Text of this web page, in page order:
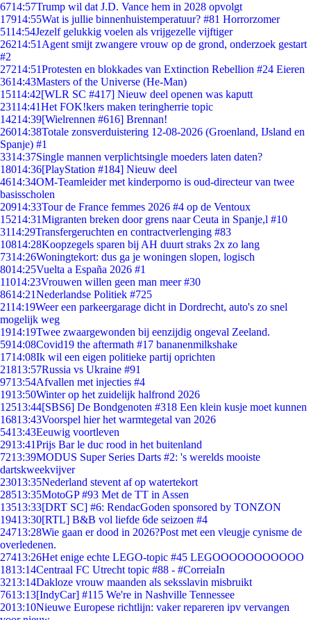
6714:57Trump wil dat J.D. Vance hem in 2028 opvolgt
17914:55Wat is jullie binnenhuistemperatuur? #81 Horrorzomer
5114:54Jezelf gelukkig voelen als vrijgezelle vijftiger
26214:51 Agent smijt zwangere vrouw op de grond, onderzoek gestart
#2
27214:51Protesten en blokkades van Extinction Rebellion #24 Eieren
3614:43Masters of the Universe (He-Man)
15114:42[WLR SC #417] Nieuw deel openen was kaputt
23114:41Het FOK!kers maken teringherrie topic
14214:39[Wielrennen #616] Brennan!
26014:38Totale zonsverduistering 12-08-2026 (Groenland, IJsland en
Spanje) #1
3314:37Single mannen verplichtsingle moeders laten daten?
18014:36[PlayStation #184] Nieuw deel
4614:34OM-Teamleider met kinderporno is oud-directeur van twee
basisscholen
20914:33Tour de France femmes 2026 #4 op de Ventoux
15214:31Migranten breken door grens naar Ceuta in Spanje,l #10
3114:29Transfergeruchten en contractverlenging #83
10814:28Koopzegels sparen bij AH duurt straks 2x zo lang
7314:26Woningtekort: dus ga je woningen slopen, logisch
8014:25Vuelta a España 2026 #1
11014:23Vrouwen willen geen man meer #30
8614:21Nederlandse Politiek #725
2114:19Weer een parkeergarage dicht in Dordrecht, auto's zo snel
mogelijk weg
1914:19Twee zwaargewonden bij eenzijdig ongeval Zeeland.
5914:08Covid19 the aftermath #17 bananenmilkshake
1714:08Ik wil een eigen politieke partij oprichten
21813:57Russia vs Ukraine #91
9713:54Afvallen met injecties #4
1913:50Winter op het zuidelijk halfrond 2026
12513:44[SBS6] De Bondgenoten #318 Een klein kusje moet kunnen
16813:43Voorspel hier het warmtegetal van 2026
5413:43Eeuwig voortleven
2913:41Prijs Bar le duc rood in het buitenland
7213:39MODUS Super Series Darts #2: 's werelds mooiste
dartskweekvijver
23013:35Nederland stevent af op watertekort
28513:35MotoGP #93 Met de TT in Assen
13513:33[DRT SC] #6: RendacGoden sponsored by TONZON
19413:30[RTL] B&B vol liefde 6de seizoen #4
24713:28Wie gaan er dood in 2026?Post met een vleugje cynisme de
overledenen.
27413:26Het enige echte LEGO-topic #45 LEGOOOOOOOOOOO
1813:14Centraal FC Utrecht topic #88 - #CorreiaIn
3213:14Dakloze vrouw maanden als seksslavin misbruikt
7613:13[IndyCar] #115 We're in Nashville Tennessee
2013:10Nieuwe Europese richtlijn: vaker repareren ipv vervangen